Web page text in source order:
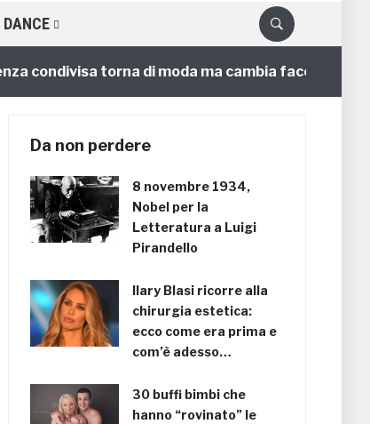
DANCE
torna di moda ma cambia faccia
Da non perdere
8 novembre 1934,
Nobel per la
Letteratura a Luigi
Pirandello
Ilary Blasi ricorre alla
chirurgia estetica:
ecco come era prima e
com’è adesso…
30 buffi bimbi che
hanno “rovinato” le